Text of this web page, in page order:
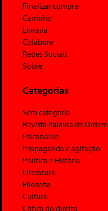
Finalizar compra
Carrinho
Livraria
Colabore
Redes Sociais
Sobre
Categorias
Sem categoria
Revista Palavra de Ordem
Psicanálise
Propaganda e agitação
Política e História
Literatura
Filosofia
Cultura
Crítica do direito